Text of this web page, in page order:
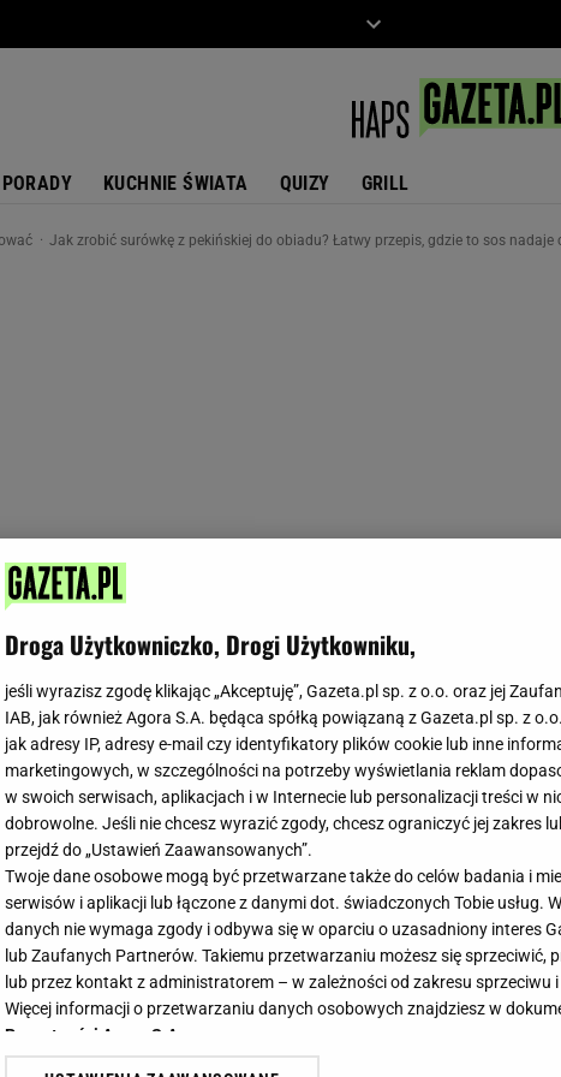
PORADY KUCHNIE ŚWIATA QUIZY GRILL
Jak zrobić surówkę z pekińskiej do obiadu? Łatwy przepis, gdzie to sos nadaje
to numer jeden na stole.
Droga Użytkowniczko, Drogi Użytkowniku,
jeśli wyrazisz zgodę klikając „Akceptuję”, Gazeta.pl sp. z o.o. oraz jej
IAB, jak również Agora S.A. będąca spółką powiązaną z Gazeta.pl sp. z
jak adresy IP, adresy e-mail czy identyfikatory plików cookie lub inne
marketingowych, w szczególności na potrzeby wyświetlania reklam
w swoich serwisach, aplikacjach i w Internecie lub personalizacji treści w
dobrowolne. Jeśli nie chcesz wyrazić zgody, chcesz ograniczyć jej zakres
przejdź do „Ustawień Zaawansowanych”.
Twoje dane osobowe mogą być przetwarzane także do celów badania i
serwisów i aplikacji lub łączone z danymi dot. świadczonych Tobie usług.
danych nie wymaga zgody i odbywa się w oparciu o uzasadniony interes
lub Zaufanych Partnerów. Takiemu przetwarzaniu możesz się sprzeciwić,
lub przez kontakt z administratorem – w zależności od zakresu
Więcej informacji o przetwarzaniu danych osobowych znajdziesz w
Prywatności Agora S.A.